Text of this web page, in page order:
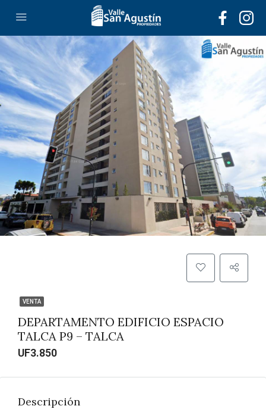
VENTA
DEPARTAMENTO EDIFICIO ESPACIO
TALCA P9 – TALCA
UF3.850
Descripción